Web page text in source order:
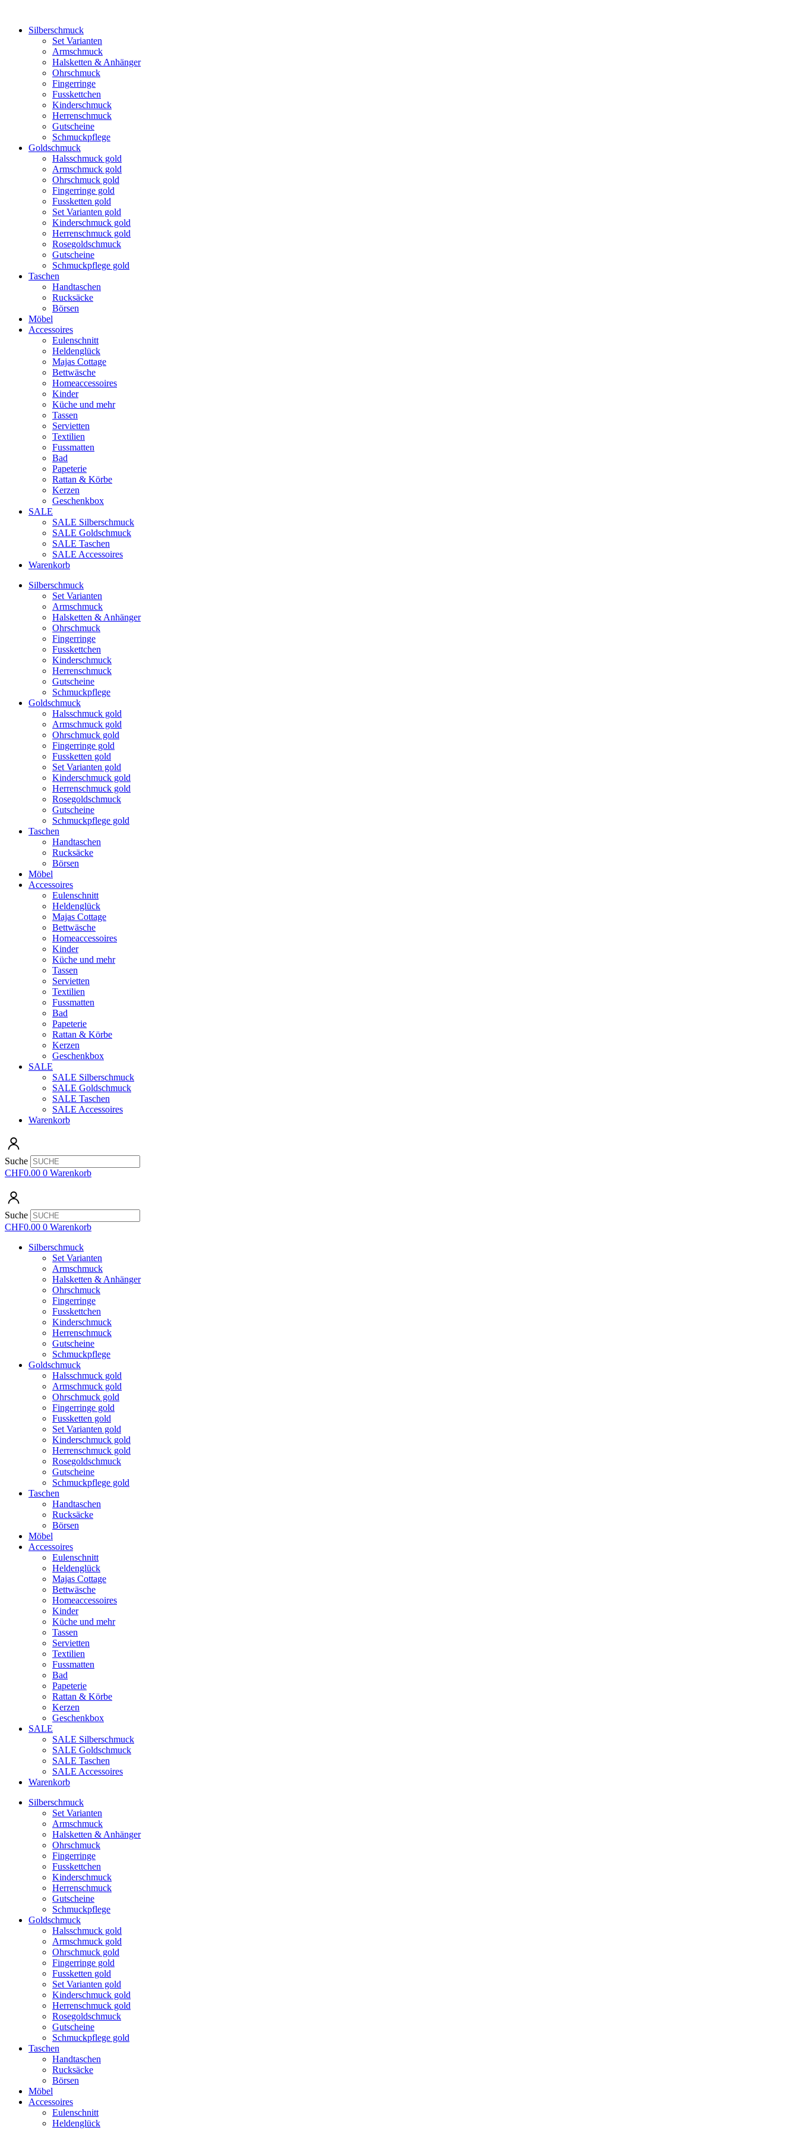
Silberschmuck
Set Varianten
Armschmuck
Halsketten & Anhänger
Ohrschmuck
Fingerringe
Fusskettchen
Kinderschmuck
Herrenschmuck
Gutscheine
Schmuckpflege
Goldschmuck
Halsschmuck gold
Armschmuck gold
Ohrschmuck gold
Fingerringe gold
Fussketten gold
Set Varianten gold
Kinderschmuck gold
Herrenschmuck gold
Rosegoldschmuck
Gutscheine
Schmuckpflege gold
Taschen
Handtaschen
Rucksäcke
Börsen
Möbel
Accessoires
Eulenschnitt
Heldenglück
Majas Cottage
Bettwäsche
Homeaccessoires
Kinder
Küche und mehr
Tassen
Servietten
Textilien
Fussmatten
Bad
Papeterie
Rattan & Körbe
Kerzen
Geschenkbox
SALE
SALE Silberschmuck
SALE Goldschmuck
SALE Taschen
SALE Accessoires
Warenkorb
Silberschmuck
Set Varianten
Armschmuck
Halsketten & Anhänger
Ohrschmuck
Fingerringe
Fusskettchen
Kinderschmuck
Herrenschmuck
Gutscheine
Schmuckpflege
Goldschmuck
Halsschmuck gold
Armschmuck gold
Ohrschmuck gold
Fingerringe gold
Fussketten gold
Set Varianten gold
Kinderschmuck gold
Herrenschmuck gold
Rosegoldschmuck
Gutscheine
Schmuckpflege gold
Taschen
Handtaschen
Rucksäcke
Börsen
Möbel
Accessoires
Eulenschnitt
Heldenglück
Majas Cottage
Bettwäsche
Homeaccessoires
Kinder
Küche und mehr
Tassen
Servietten
Textilien
Fussmatten
Bad
Papeterie
Rattan & Körbe
Kerzen
Geschenkbox
SALE
SALE Silberschmuck
SALE Goldschmuck
SALE Taschen
SALE Accessoires
Warenkorb
Suche
CHF0.00 0 Warenkorb
Suche
CHF0.00 0 Warenkorb
Silberschmuck
Set Varianten
Armschmuck
Halsketten & Anhänger
Ohrschmuck
Fingerringe
Fusskettchen
Kinderschmuck
Herrenschmuck
Gutscheine
Schmuckpflege
Goldschmuck
Halsschmuck gold
Armschmuck gold
Ohrschmuck gold
Fingerringe gold
Fussketten gold
Set Varianten gold
Kinderschmuck gold
Herrenschmuck gold
Rosegoldschmuck
Gutscheine
Schmuckpflege gold
Taschen
Handtaschen
Rucksäcke
Börsen
Möbel
Accessoires
Eulenschnitt
Heldenglück
Majas Cottage
Bettwäsche
Homeaccessoires
Kinder
Küche und mehr
Tassen
Servietten
Textilien
Fussmatten
Bad
Papeterie
Rattan & Körbe
Kerzen
Geschenkbox
SALE
SALE Silberschmuck
SALE Goldschmuck
SALE Taschen
SALE Accessoires
Warenkorb
Silberschmuck
Set Varianten
Armschmuck
Halsketten & Anhänger
Ohrschmuck
Fingerringe
Fusskettchen
Kinderschmuck
Herrenschmuck
Gutscheine
Schmuckpflege
Goldschmuck
Halsschmuck gold
Armschmuck gold
Ohrschmuck gold
Fingerringe gold
Fussketten gold
Set Varianten gold
Kinderschmuck gold
Herrenschmuck gold
Rosegoldschmuck
Gutscheine
Schmuckpflege gold
Taschen
Handtaschen
Rucksäcke
Börsen
Möbel
Accessoires
Eulenschnitt
Heldenglück